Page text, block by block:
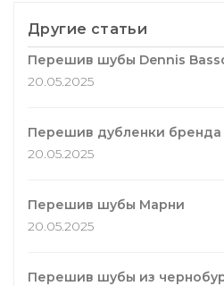
Другие статьи
Перешив шубы Dennis
20.05.2025
Перешив дубленки
20.05.2025
Перешив шубы Марни
20.05.2025
Перешив шубы из